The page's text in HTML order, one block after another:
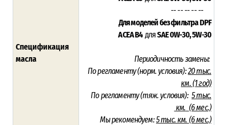
Спецификация
масла
-- -- -- -- --
Для моделей без фильтра DPF
ACEA B4 дляSAE 0W-30, 5W-30
Периодичность замены:
По регламенту (норм. условия):20 тыс.
км.(1 год)
По регламенту (тяж. условия): 5 тыс.
км. (6 мес.)
Мы рекомендуем:5 тыс. км. (6 мес.)